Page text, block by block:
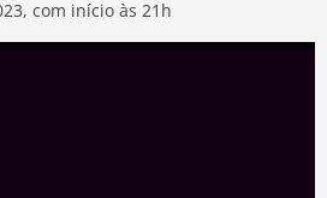
com início às 21h